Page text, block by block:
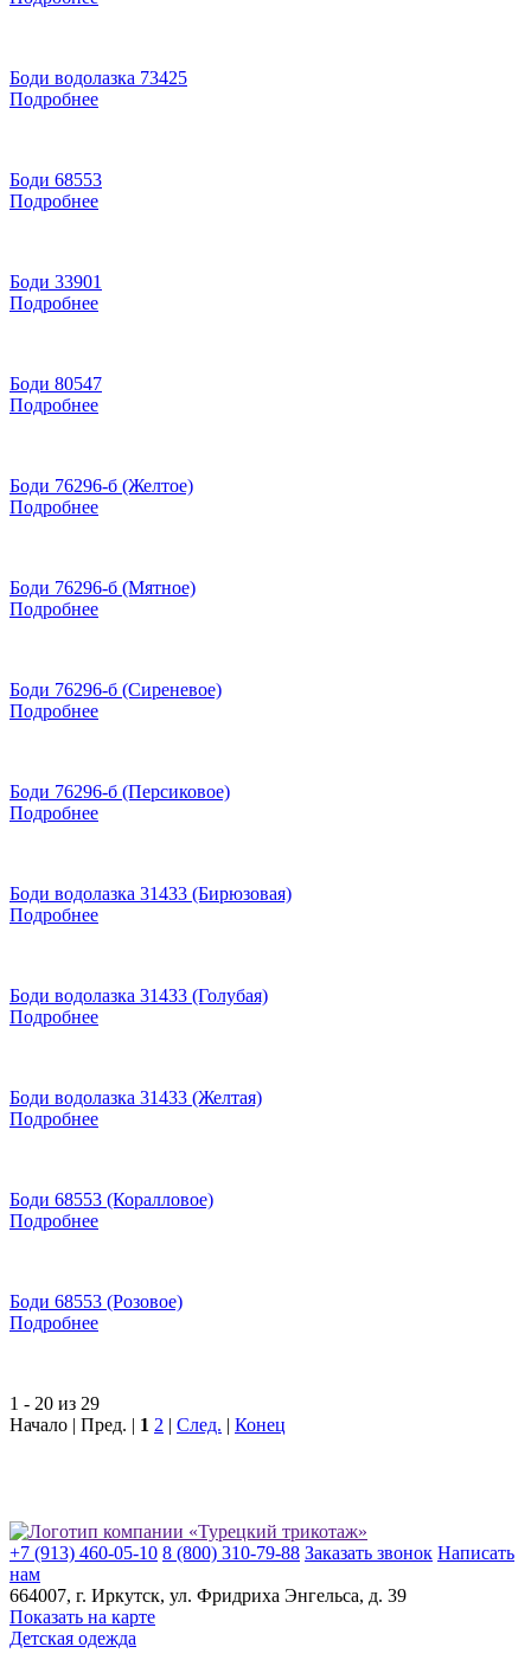
Боди водолазка 73425
Подробнее
Боди 68553
Подробнее
Боди 33901
Подробнее
Боди 80547
Подробнее
Боди 76296-б (Желтое)
Подробнее
Боди 76296-б (Мятное)
Подробнее
Боди 76296-б (Сиреневое)
Подробнее
Боди 76296-б (Персиковое)
Подробнее
Боди водолазка 31433 (Бирюзовая)
Подробнее
Боди водолазка 31433 (Голубая)
Подробнее
Боди водолазка 31433 (Желтая)
Подробнее
Боди 68553 (Коралловое)
Подробнее
Боди 68553 (Розовое)
Подробнее
1 - 20 из 29
Начало | Пред. | 1 2 | След. | Конец
+7 (913) 460-05-10 8 (800) 310-79-88 Заказать звонок Написать
нам
664007, г. Иркутск, ул. ​Фридриха Энгельса, д. 39
Показать на карте
Детская одежда